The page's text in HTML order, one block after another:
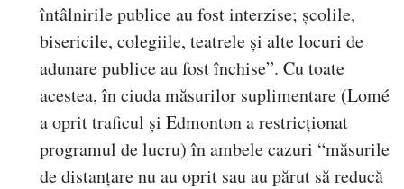
întâlnirile publice au fost interzise; școlile,
bisericile, colegiile, teatrele și alte locuri de
adunare publice au fost închise”. Cu toate
acestea, în ciuda măsurilor suplimentare (Lomé
a oprit traficul și Edmonton a restricționat
programul de lucru) în ambele cazuri “măsurile
de distanțare nu au oprit sau au părut să reducă